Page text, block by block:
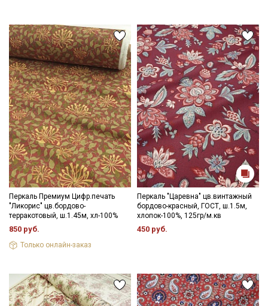
Перкаль Премиум Цифр.печать
"Ликорис" цв.бордово-
терракотовый, ш.1.45м, хл-100%
850 руб.
Только онлайн-заказ
Перкаль "Царевна" цв.винтажный
бордово-красный, ГОСТ, ш.1.5м,
хлопок-100%, 125гр/м.кв
450 руб.